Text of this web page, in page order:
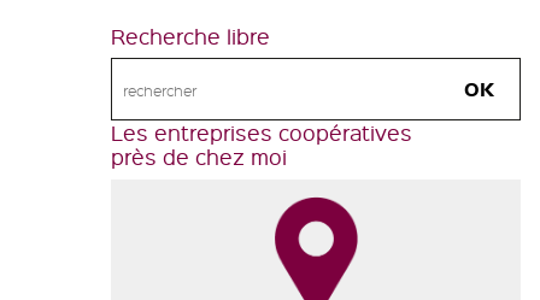
Recherche libre
Les entreprises coopératives
près de chez moi